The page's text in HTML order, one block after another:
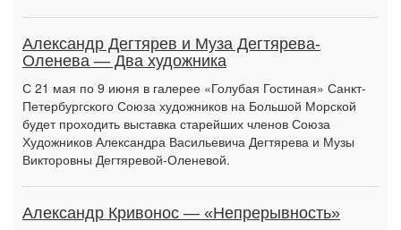
Александр Дегтярев и Муза Дегтярева-
Оленева — Два художника
С 21 мая по 9 июня в галерее «Голубая Гостиная» Санкт-
Петербургского Союза художников на Большой Морской
будет проходить выставка старейших членов Союза
Художников Александра Васильевича Дегтярева и Музы
Викторовны Дегтяревой-Оленевой.
Александр Кривонос — «Непрерывность»